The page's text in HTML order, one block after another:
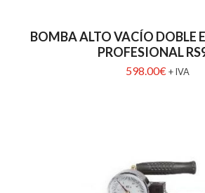
BOMBA ALTO VACÍO DOBLE
PROFESIONAL
598.00€ + IVA